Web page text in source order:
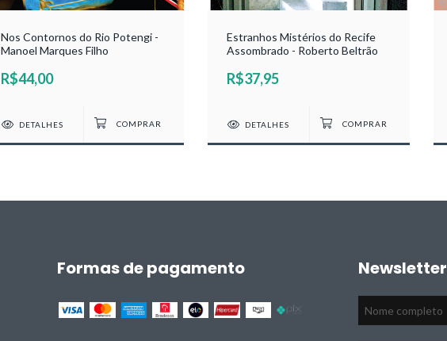
Nos Contornos do Rio Potengi -
Manoel Marques Filho
R$44,00
DETALHES
Estranhos Mistérios do Recife
Assombrado - Roberto Beltrão
R$37,95
DETALHES
Formas de pagamento Newsletter